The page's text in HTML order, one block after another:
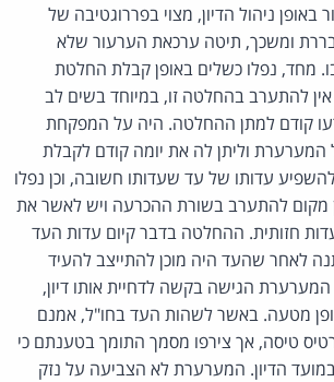
ניהול הדיון, מצוי בפררוגטיבה של
ומשכך, תיטה ערכאת הערעור שלא
מחד, נפלו כשלים באופן קבלת החלטת
להתערב בהחלטה זו, במיוחד בשים לב
קודם למתן ההחלטה. היה על המפקחת
וליתן לה את יומה קודם לקבלת
עדותו של עד שעדותו חשובה, וכן נפלו
מקום להתערב בשורת ההכרעה ויש לאשר את
חזותית. ההחלטה בדבר קיום עדות העד
לאחר שהעד היה מוכן להתייצב להעיד
הגישה בקשה לדחיית אותו דיון,
מטעה. באשר לשהות העד בחו"ל, אמנם
טיסה, אך צירפו מסמך התומך בטענתם כי
הדיון. המערערת לא הצביעה על נזק